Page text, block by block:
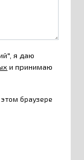
я даю
и принимаю
браузере